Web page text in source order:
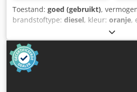
Toestand: goed (gebruikt),
brandstoftype: diesel, kleur: oranje,
,
Bouwjaar: 2003 Aandrijving: Wiel
Leeggewicht: 18.050 kg Technische
staat: gemiddeld Prijs: Op aanvraag
Serienummer: